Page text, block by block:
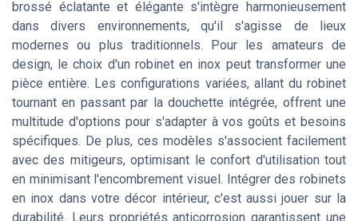
brossé éclatante et élégante s'intègre harmonieusement
dans divers environnements, qu'il s'agisse de lieux
modernes ou plus traditionnels. Pour les amateurs de
design, le choix d'un robinet en inox peut transformer une
pièce entière. Les configurations variées, allant du robinet
tournant en passant par la douchette intégrée, offrent une
multitude d'options pour s'adapter à vos goûts et besoins
spécifiques. De plus, ces modèles s'associent facilement
avec des mitigeurs, optimisant le confort d'utilisation tout
en minimisant l'encombrement visuel. Intégrer des robinets
en inox dans votre décor intérieur, c'est aussi jouer sur la
durabilité. Leurs propriétés anticorrosion garantissent une